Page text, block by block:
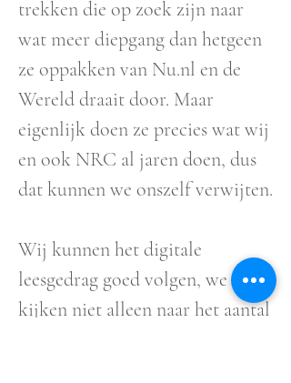
trekken die op zoek zijn naar
wat meer diepgang dan hetgeen
ze oppakken van Nu.nl en de
Wereld draait door. Maar
eigenlijk doen ze precies wat wij
en ook NRC al jaren doen, dus
dat kunnen we onszelf verwijten.
Wij kunnen het digitale
leesgedrag goed volgen, we
kijken niet alleen naar het aantal